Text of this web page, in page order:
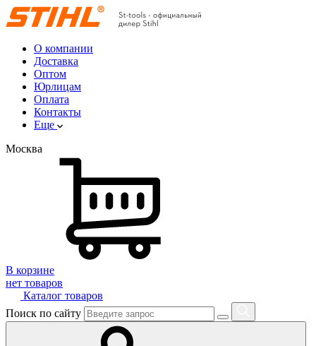
О компании
Доставка
Оптом
Юрлицам
Оплата
Контакты
Еще
Москва
В корзине
нет товаров
Каталог товаров
Поиск по сайту